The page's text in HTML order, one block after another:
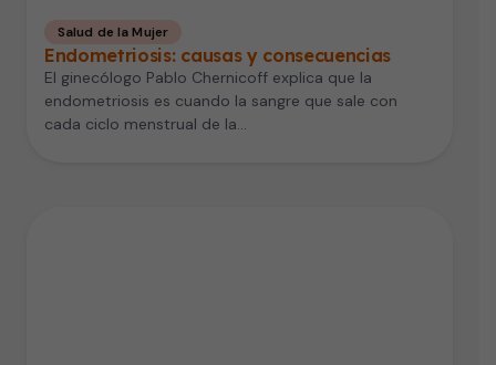
Salud de la Mujer
Endometriosis: causas y consecuencias
El ginecólogo Pablo Chernicoff explica que la
endometriosis es cuando la sangre que sale con
cada ciclo menstrual de la…